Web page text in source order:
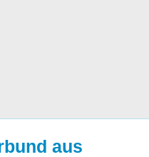
aus